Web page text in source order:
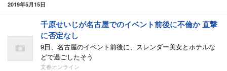
2019年5月15日
千原せいじが名古屋でのイベント前後に不倫か 直撃
に否定なし
9日、名古屋のイベント前後に、スレンダー美女とホテルな
どで過ごしたそう
文春オンライン